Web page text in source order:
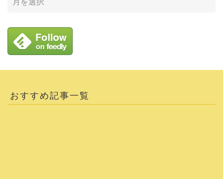
おすすめ記事一覧